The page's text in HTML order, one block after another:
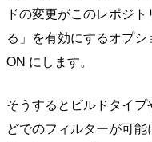
ドの変更がこのレポジ
る」を有効にするオプ
ON にします。
そうするとビルドタイ
どでのフィルターが可能